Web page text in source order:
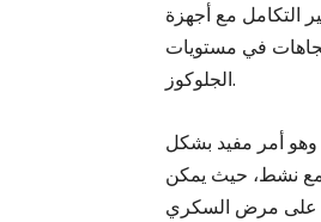
التكامل مع أجهزة
في مستويات
الجلوكوز.
وهو أمر مفيد بشكل
نشط، حيث يمكن